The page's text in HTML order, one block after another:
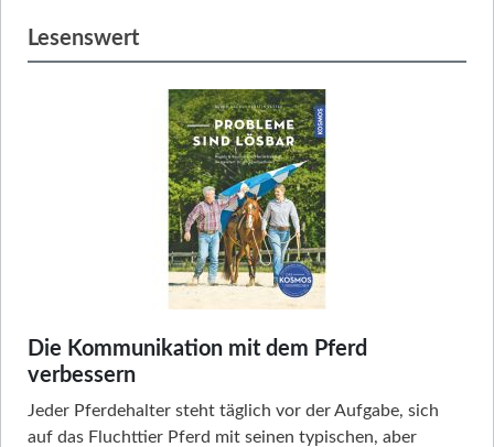
Lesenswert
Die Kommunikation mit dem Pferd
verbessern
Jeder Pferdehalter steht täglich vor der Aufgabe, sich
auf das Fluchttier Pferd mit seinen typischen, aber